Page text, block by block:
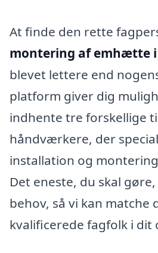
At finde den rette
montering af emhætte
blevet lettere end
platform giver dig
indhente tre forskellige
håndværkere, der
installation og
Det eneste, du skal
behov, så vi kan matche
kvalificerede fagfolk i dit